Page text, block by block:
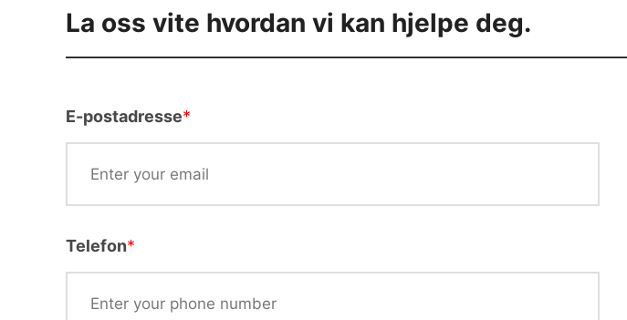
La oss vite hvordan vi kan hjelpe deg.
E-postadresse*
Telefon*